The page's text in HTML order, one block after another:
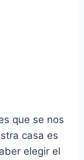
que se nos
casa es
elegir el